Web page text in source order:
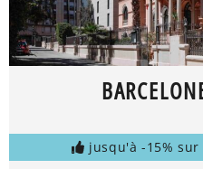
jusqu'à -15%